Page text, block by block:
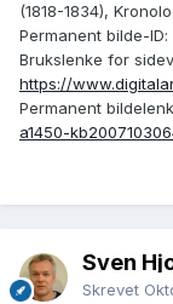
(1818-1834),
Permanent bilde-
Brukslenke for
https://
Permanent
a1450-
Sven
Skrevet